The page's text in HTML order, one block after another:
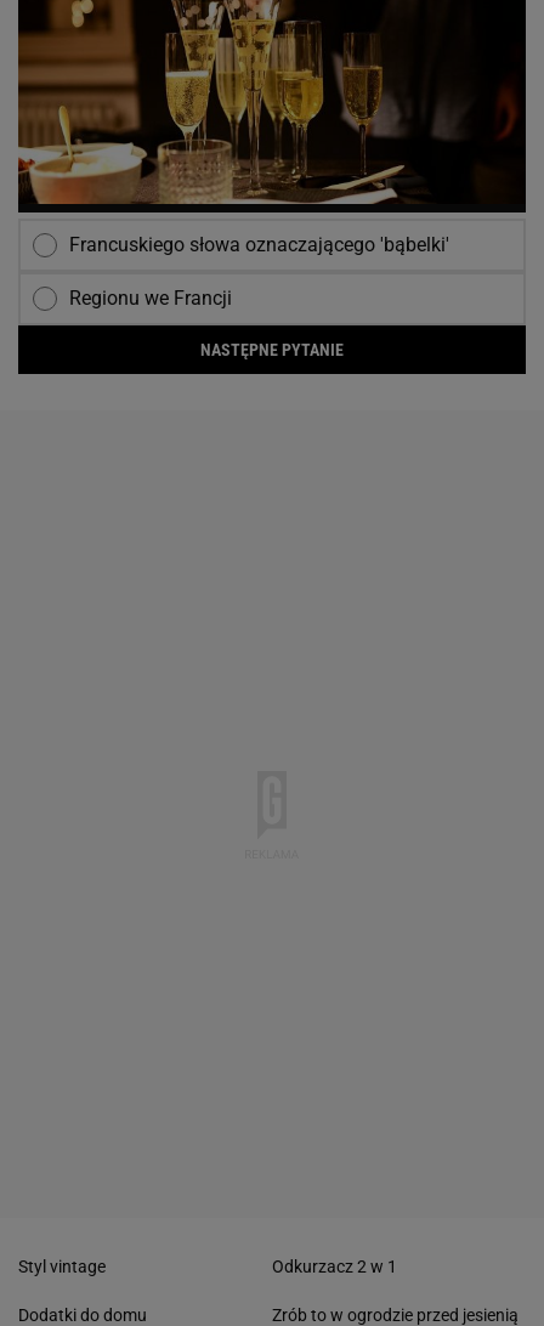
Francuskiego słowa oznaczającego 'bąbelki'
Regionu we Francji
NASTĘPNE PYTANIE
Styl vintage
Dodatki do domu
Odkurzacz 2 w 1
Zrób to w ogrodzie przed jesienią